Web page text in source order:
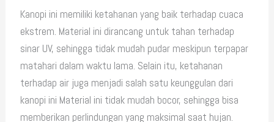
Kanopi ini memiliki ketahanan yang baik terhadap cuaca
ekstrem. Material ini dirancang untuk tahan terhadap
sinar UV, sehingga tidak mudah pudar meskipun terpapar
matahari dalam waktu lama. Selain itu, ketahanan
terhadap air juga menjadi salah satu keunggulan dari
kanopi ini Material ini tidak mudah bocor, sehingga bisa
memberikan perlindungan yang maksimal saat hujan.